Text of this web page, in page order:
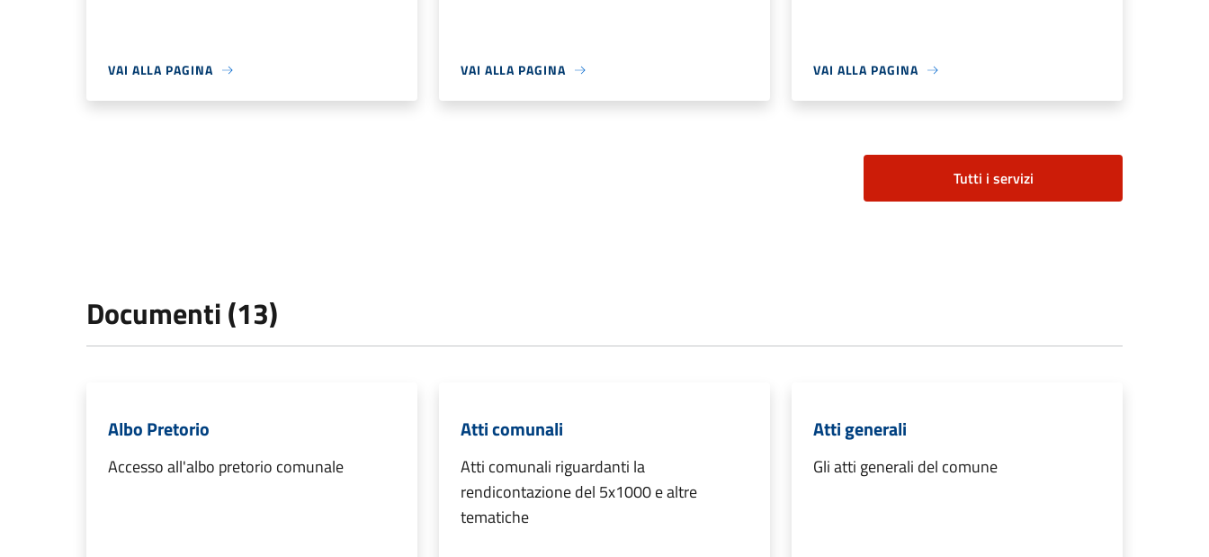
VAI ALLA PAGINA VAI ALLA PAGINA VAI ALLA PAGINA
Tutti i servizi
Documenti (13)
Albo Pretorio
Accesso all'albo pretorio comunale
Atti comunali
Atti comunali riguardanti la
rendicontazione del 5x1000 e altre
tematiche
Atti generali
Gli atti generali del comune